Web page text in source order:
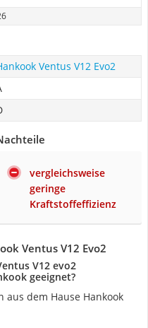
Ventus V12 Evo2
vergleichsweise
geringe
Kraftstoffeffizienz
Ventus V12 Evo2
V12 evo2
geeignet?
aus dem Hause Hankook